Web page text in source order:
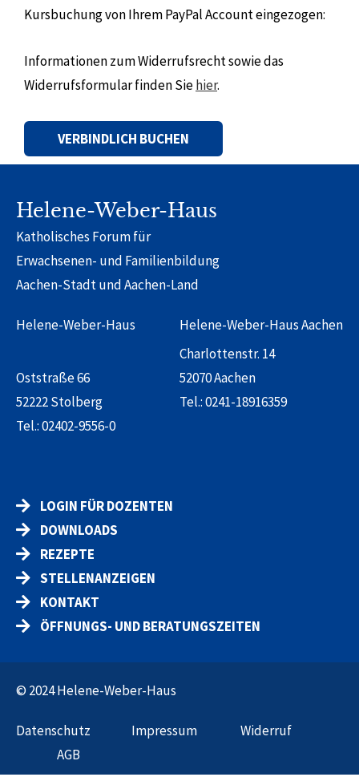
Kursbuchung von Ihrem PayPal Account eingezogen:
Informationen zum Widerrufsrecht sowie das
Widerrufsformular finden Siehier.
Helene-Weber-Haus
Katholisches Forum für
Erwachsenen- und Familienbildung
Aachen-Stadt und Aachen-Land
Helene-Weber-Haus
Oststraße 66
52222 Stolberg
Tel.:02402-9556-0
Helene-Weber-Haus Aachen
Charlottenstr. 14
52070 Aachen
Tel.:0241-18916359
LOGIN FÜR DOZENTEN
DOWNLOADS
REZEPTE
STELLENANZEIGEN
KONTAKT
ÖFFNUNGS- UND BERATUNGSZEITEN
© 2024 Helene-Weber-Haus
Datenschutz Impressum
Widerruf
AGB